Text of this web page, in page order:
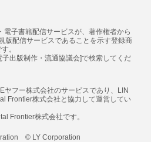
電子書籍配信サービスが、著作権者から
版配信サービスであることを示す登録商
。
出版制作・流通協議会]で検索してくだ
フー株式会社のサービスであり、LIN
Frontier株式会社と協力して運営してい
Frontier株式会社です。
© LY Corporation